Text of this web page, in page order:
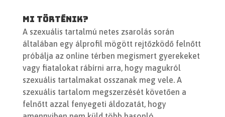
Mi történik?
A szexuális tartalmú netes zsarolás során
általában egy álprofil mögött rejtőzködő felnőtt
próbálja az online térben megismert gyerekeket
vagy fiatalokat rábírni arra, hogy magukról
szexuális tartalmakat osszanak meg vele. A
szexuális tartalom megszerzését követően a
felnőtt azzal fenyegeti áldozatát, hogy